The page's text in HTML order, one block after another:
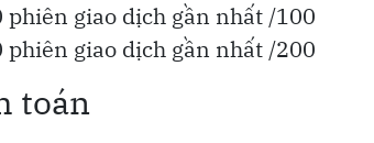
phiên giao dịch gần nhất /100
phiên giao dịch gần nhất /200
toán